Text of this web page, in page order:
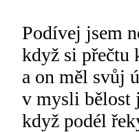
Podívej jsem
když si přečtu
a on měl svůj
v mysli bělost
když podél